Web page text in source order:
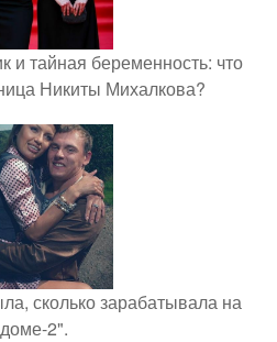
и тайная беременность: что
Никиты Михалкова?
сколько зарабатывала на
2".